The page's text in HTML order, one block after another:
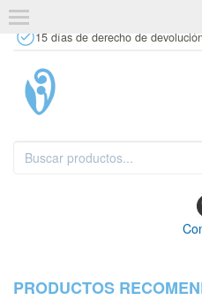
15 días de derecho de devolución
PRODUCTOS